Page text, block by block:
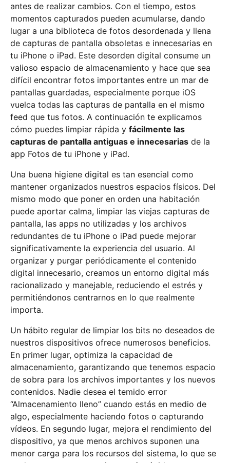
antes de realizar cambios. Con el tiempo, estos
momentos capturados pueden acumularse, dando
lugar a una biblioteca de fotos desordenada y llena
de capturas de pantalla obsoletas e innecesarias en
tu iPhone o iPad. Este desorden digital consume un
valioso espacio de almacenamiento y hace que sea
difícil encontrar fotos importantes entre un mar de
pantallas guardadas, especialmente porque iOS
vuelca todas las capturas de pantalla en el mismo
feed que tus fotos. A continuación te explicamos
cómo puedes limpiar rápida y fácilmente las
capturas de pantalla antiguas e innecesarias de la
app Fotos de tu iPhone y iPad.
Una buena higiene digital es tan esencial como
mantener organizados nuestros espacios físicos. Del
mismo modo que poner en orden una habitación
puede aportar calma, limpiar las viejas capturas de
pantalla, las apps no utilizadas y los archivos
redundantes de tu iPhone o iPad puede mejorar
significativamente la experiencia del usuario. Al
organizar y purgar periódicamente el contenido
digital innecesario, creamos un entorno digital más
racionalizado y manejable, reduciendo el estrés y
permitiéndonos centrarnos en lo que realmente
importa.
Un hábito regular de limpiar los bits no deseados de
nuestros dispositivos ofrece numerosos beneficios.
En primer lugar, optimiza la capacidad de
almacenamiento, garantizando que tenemos espacio
de sobra para los archivos importantes y los nuevos
contenidos. Nadie desea el temido error
“Almacenamiento lleno” cuando estás en medio de
algo, especialmente haciendo fotos o capturando
vídeos. En segundo lugar, mejora el rendimiento del
dispositivo, ya que menos archivos suponen una
menor carga para los recursos del sistema, lo que se